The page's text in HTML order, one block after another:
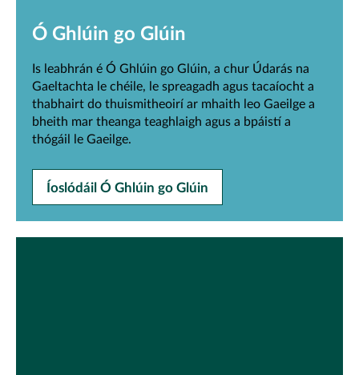
Ó Ghlúin go Glúin
Is leabhrán é Ó Ghlúin go Glúin, a chur Údarás na
Gaeltachta le chéile, le spreagadh agus tacaíocht a
thabhairt do thuismitheoirí ar mhaith leo Gaeilge a
bheith mar theanga teaghlaigh agus a bpáistí a
thógáil le Gaeilge.
Íoslódáil Ó Ghlúin go Glúin